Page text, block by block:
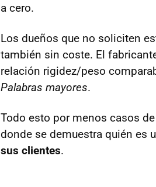
a cero.
Los dueños que no soliciten
también sin coste. El
relación rigidez/peso
Palabras mayores.
Todo esto por menos casos
donde se demuestra quién es
sus clientes.